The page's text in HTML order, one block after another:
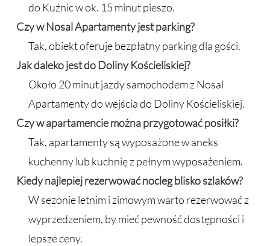
do Kuźnic w ok. 15 minut pieszo.
Czy w Nosal Apartamenty jest parking?
Tak, obiekt oferuje bezpłatny parking dla gości.
Jak daleko jest do Doliny Kościeliskiej?
Około 20 minut jazdy samochodem z Nosal
Apartamenty do wejścia do Doliny Kościeliskiej.
Czy w apartamencie można przygotować posiłki?
Tak, apartamenty są wyposażone w aneks
kuchenny lub kuchnię z pełnym wyposażeniem.
Kiedy najlepiej rezerwować nocleg blisko szlaków?
W sezonie letnim i zimowym warto rezerwować z
wyprzedzeniem, by mieć pewność dostępności i
lepsze ceny.